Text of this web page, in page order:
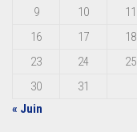
9
10 11
16
17 18
23
24 25
30
31
« Juin